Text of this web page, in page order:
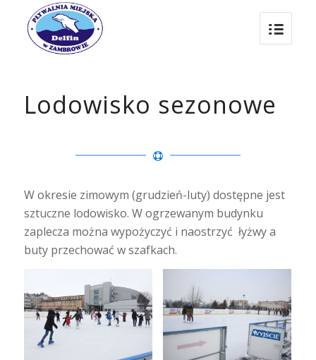
Lodowisko sezonowe
W okresie zimowym (grudzień-luty) dostępne jest
sztuczne lodowisko. W ogrzewanym budynku
zaplecza można wypożyczyć i naostrzyć łyżwy a
buty przechować w szafkach.